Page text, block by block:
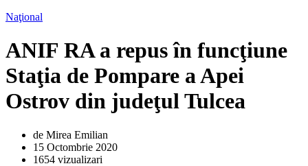
Naţional
ANIF RA a repus în funcţiune
Staţia de Pompare a Apei
Ostrov din judeţul Tulcea
de Mirea Emilian
15 Octombrie 2020
1654 vizualizari